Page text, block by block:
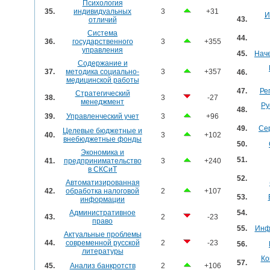
35.
Психология
индивидуальных
отличий
3 +31
36.
Система
государственного
управления
3 +355
37.
Содержание и
методика социально-
медицинской работы
3 +357
38.
Стратегический
менеджмент
3 -27
39. Управленческий учет 3 +96
40.
Целевые бюджетные и
внебюджетные фонды
3 +102
41.
Экономика и
предпринимательство
в СКСиТ
3 +240
42.
Автоматизированная
обработка налоговой
информации
2 +107
43.
Административное
право
2 -23
44.
Актуальные проблемы
современной русской
литературы
2 -23
45. Анализ банкротств 2 +106
43.
44.
45.
46.
47.
48.
49.
50.
51.
52.
53.
54.
55.
56.
57.